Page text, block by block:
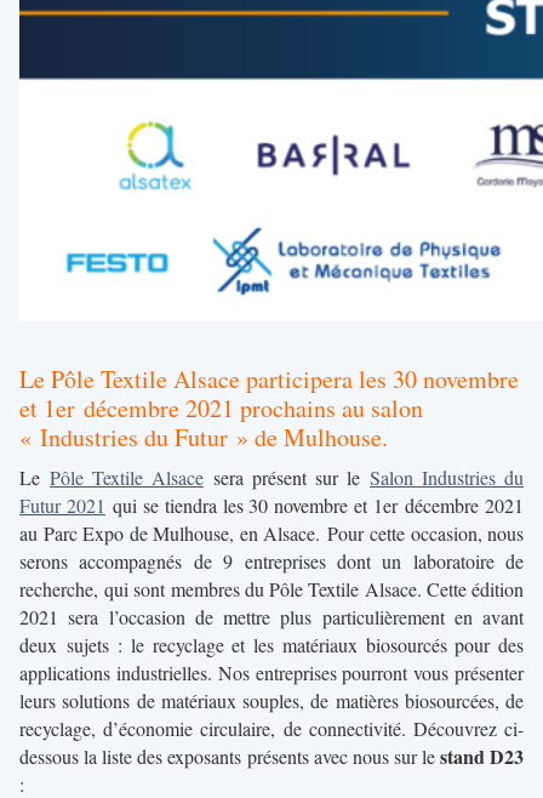
Le Pôle Textile Alsace participera les 30 novembre
et 1er décembre 2021 prochains au salon
« Industries du Futur » de Mulhouse.
Le Pôle Textile Alsace sera présent sur le Salon Industries du
Futur 2021 qui se tiendra les 30 novembre et 1er décembre 2021
au Parc Expo de Mulhouse, en Alsace. Pour cette occasion, nous
serons accompagnés de 9 entreprises dont un laboratoire de
recherche, qui sont membres du Pôle Textile Alsace. Cette édition
2021 sera l’occasion de mettre plus particulièrement en avant
deux sujets : le recyclage et les matériaux biosourcés pour des
applications industrielles. Nos entreprises pourront vous présenter
leurs solutions de matériaux souples, de matières biosourcées, de
recyclage, d’économie circulaire, de connectivité. Découvrez ci-
dessous la liste des exposants présents avec nous sur lestand D23
: